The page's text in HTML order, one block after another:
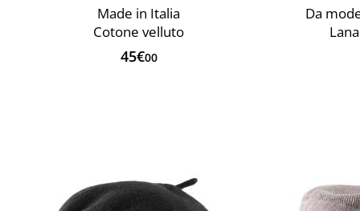
Made in Italia
Cotone velluto
45€00
Da